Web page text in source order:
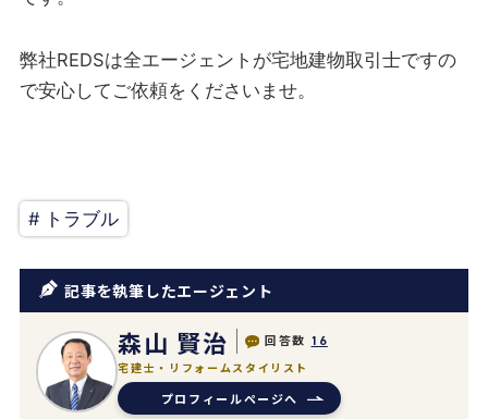
弊社REDSは全エージェントが宅地建物取引士ですの
で安心してご依頼をくださいませ。
# トラブル
記事を執筆したエージェント
森山 賢治 回答数 16
宅建士・リフォームスタイリスト
プロフィールページへ